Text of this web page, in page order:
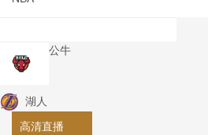
公牛
湖人
高清直播